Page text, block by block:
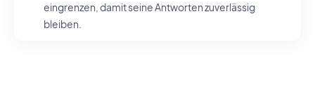
eingrenzen, damit seine Antworten zuverlässig
bleiben.